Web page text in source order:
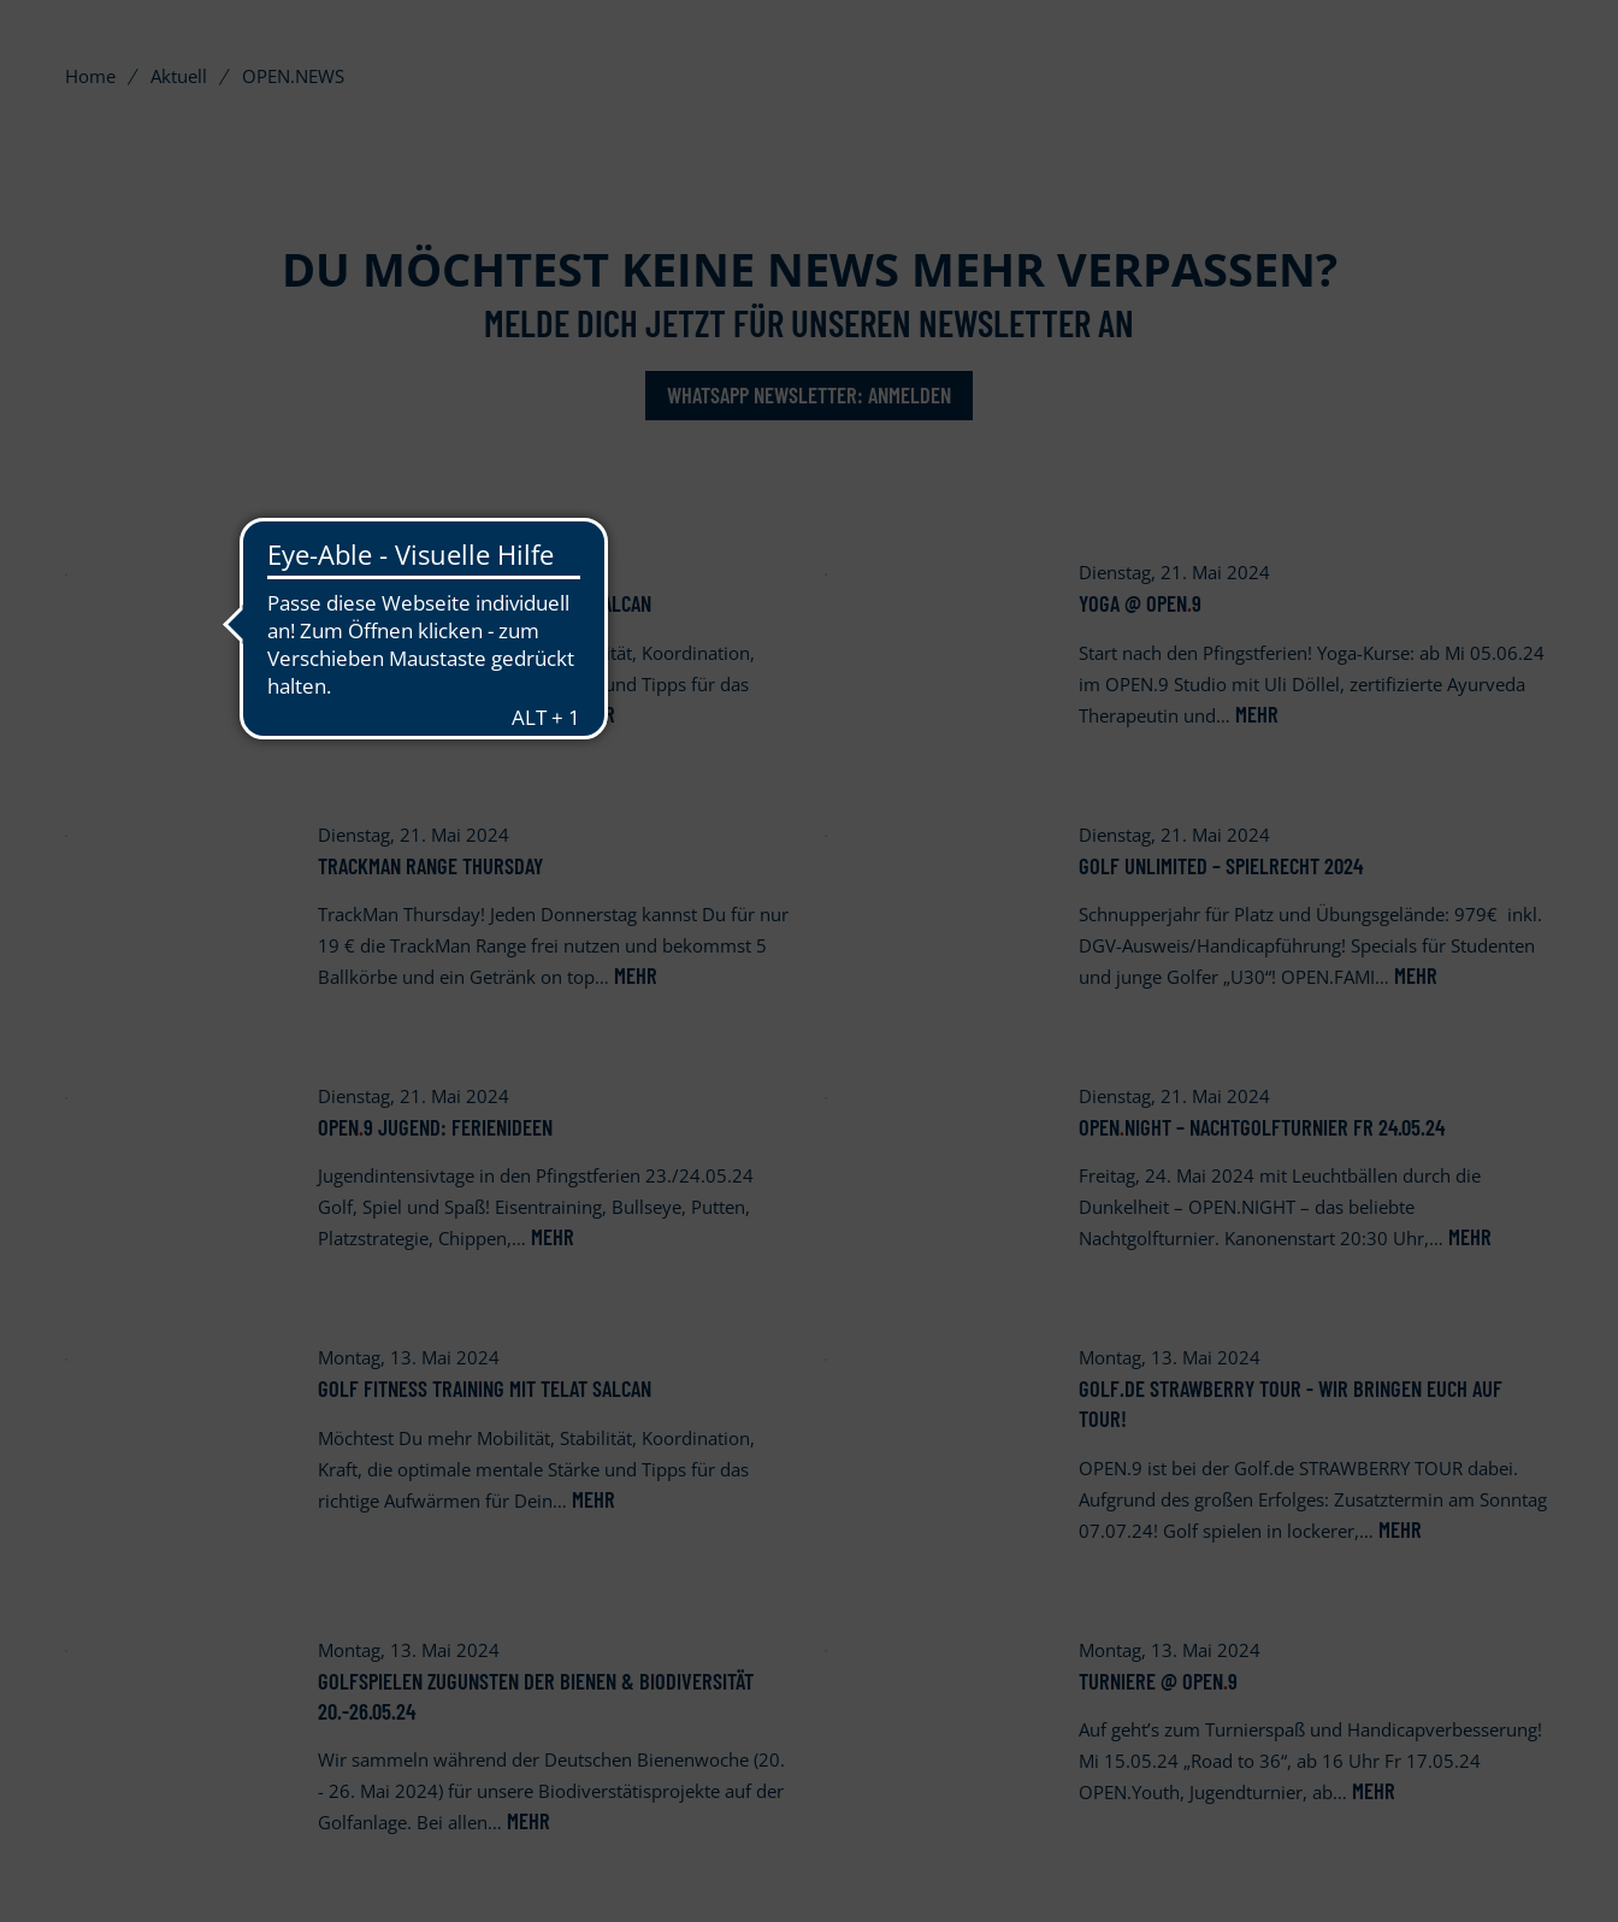
Home Aktuell OPEN.NEWS
DU MÖCHTEST KEINE NEWS MEHR VERPASSEN?
MELDE DICH JETZT FÜR UNSEREN NEWSLETTER AN
WHATSAPP NEWSLETTER: ANMELDEN
Dienstag, 21. Mai 2024
GOLF FITNESS TRAINING MIT TELAT SALCAN
Möchtest Du mehr Mobilität, Stabilität, Koordination,
Kraft, die optimale mentale Stärke und Tipps für das
richtige Aufwärmen für Dein…MEHR
Dienstag, 21. Mai 2024
YOGA @ OPEN.9
Start nach den Pfingstferien! Yoga-Kurse: ab Mi 05.06.24
im OPEN.9 Studio mit Uli Döllel, zertifizierte Ayurveda
Therapeutin und… MEHR
Dienstag, 21. Mai 2024
TRACKMAN RANGE THURSDAY
TrackMan Thursday! Jeden Donnerstag kannst Du für nur
19 € die TrackMan Range frei nutzen und bekommst 5
Ballkörbe und ein Getränk on top… MEHR
Dienstag, 21. Mai 2024
GOLF UNLIMITED – SPIELRECHT 2024
Schnupperjahr für Platz und Übungsgelände: 979€ inkl.
DGV-Ausweis/Handicapführung! Specials für Studenten
und junge Golfer „U30“! OPEN.FAMI… MEHR
Dienstag, 21. Mai 2024
OPEN.9 JUGEND: FERIENIDEEN
Jugendintensivtage in den Pfingstferien 23./24.05.24
Golf, Spiel und Spaß! Eisentraining, Bullseye, Putten,
Platzstrategie, Chippen,… MEHR
Dienstag, 21. Mai 2024
OPEN.NIGHT – NACHTGOLFTURNIER FR 24.05.24
Freitag, 24. Mai 2024 mit Leuchtbällen durch die
Dunkelheit – OPEN.NIGHT – das beliebte
Nachtgolfturnier. Kanonenstart 20:30 Uhr,… MEHR
Montag, 13. Mai 2024
GOLF FITNESS TRAINING MIT TELAT SALCAN
Möchtest Du mehr Mobilität, Stabilität, Koordination,
Kraft, die optimale mentale Stärke und Tipps für das
richtige Aufwärmen für Dein… MEHR
Montag, 13. Mai 2024
GOLF.DE STRAWBERRY TOUR - WIR BRINGEN EUCH AUF
TOUR!
OPEN.9 ist bei der Golf.de STRAWBERRY TOUR dabei.
Aufgrund des großen Erfolges: Zusatztermin am Sonntag
07.07.24! Golf spielen in lockerer,… MEHR
Montag, 13. Mai 2024
GOLFSPIELEN ZUGUNSTEN DER BIENEN & BIODIVERSITÄT
20.-26.05.24
Wir sammeln während der Deutschen Bienenwoche (20.
- 26. Mai 2024) für unsere Biodiverstätisprojekte auf der
Golfanlage. Bei allen… MEHR
Montag, 13. Mai 2024
TURNIERE @ OPEN.9
Auf geht’s zum Turnierspaß und Handicapverbesserung!
Mi 15.05.24 „Road to 36“, ab 16 Uhr Fr 17.05.24
OPEN.Youth, Jugendturnier, ab… MEHR